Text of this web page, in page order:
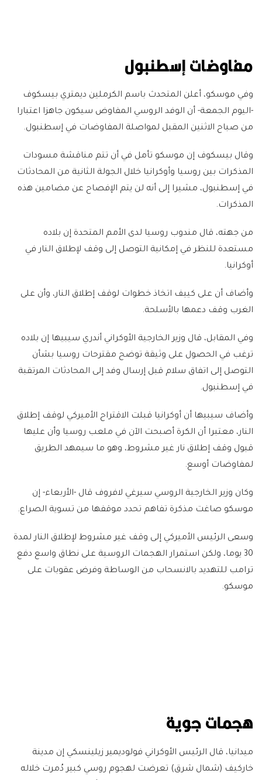
مفاوضات إسطنبول
وفي موسكو، أعلن المتحدث باسم الكرملين ديمتري بيسكوف
-اليوم الجمعة- أن الوفد الروسي المفاوض سيكون جاهزا اعتبارا
من صباح الاثنين المقبل لمواصلة المفاوضات في إسطنبول.
وقال بيسكوف إن موسكو تأمل في أن تتم مناقشة مسودات
المذكرات بين روسيا وأوكرانيا خلال الجولة الثانية من المحادثات
في إسطنبول، مشيرا إلى أنه لن يتم الإفصاح عن مضامين هذه
المذكرات.
من جهته، قال مندوب روسيا لدى الأمم المتحدة إن بلاده
مستعدة للنظر في إمكانية التوصل إلى وقف لإطلاق النار في
أوكرانيا.
وأضاف أن على كييف اتخاذ خطوات لوقف إطلاق النار، وأن على
الغرب وقف دعمها بالأسلحة.
وفي المقابل، قال وزير الخارجية الأوكراني أندري سيبيها إن بلاده
ترغب في الحصول على وثيقة توضح مقترحات روسيا بشأن
التوصل إلى اتفاق سلام قبل إرسال وفد إلى المحادثات المرتقبة
في إسطنبول.
وأضاف سيبيها أن أوكرانيا قبلت الاقتراح الأميركي لوقف إطلاق
النار، معتبرا أن الكرة أصبحت الآن في ملعب روسيا وأن عليها
قبول وقف إطلاق نار غير مشروط، وهو ما سيمهد الطريق
لمفاوضات أوسع.
وكان وزير الخارجية الروسي سيرغي لافروف قال -الأربعاء- إن
موسكو صاغت مذكرة تفاهم تحدد موقفها من تسوية الصراع.
وسعى الرئيس الأميركي إلى وقف غير مشروط لإطلاق النار لمدة
30 يوما، ولكن استمرار الهجمات الروسية على نطاق واسع دفع
ترامب للتهديد بالانسحاب من الوساطة وفرض عقوبات على
موسكو.
هجمات جوية
ميدانيا، قال الرئيس الأوكراني فولوديمير زيلينسكي إن مدينة
خاركيف (شمال شرق) تعرضت لهجوم روسي كبير دُمرت خلاله